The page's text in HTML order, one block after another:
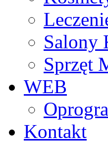
Salony
Sprzęt
WEB
Kontakt